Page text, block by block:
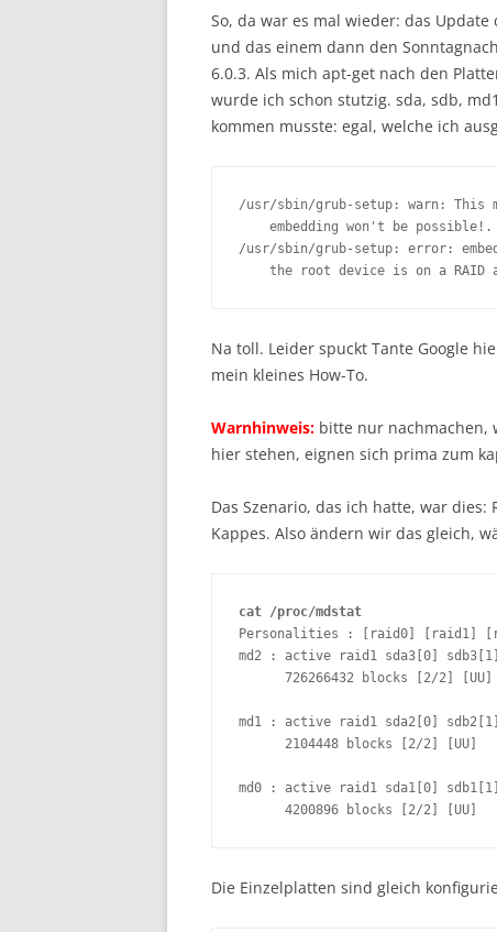
So, da war es mal wieder: das
und das einem dann den
6.0.3. Als mich apt-get nach den
wurde ich schon stutzig. sda, sdb,
kommen musste: egal, welche ich
/usr/sbin/grub-setup: warn: This
    embedding won't be possible!.
/usr/sbin/grub-setup: error:
the root device is on a RAID
Na toll. Leider spuckt Tante Google
mein kleines How-To.
Warnhinweis: bitte nur nachmachen,
hier stehen, eignen sich prima zum
Das Szenario, das ich hatte, war
Kappes. Also ändern wir das gleich,
cat /proc/mdstat
Personalities : [raid0] [raid1]
md2 : active raid1 sda3[0] sdb3[1]
      726266432 blocks [2/2] [UU]
md1 : active raid1 sda2[0] sdb2[1]
      2104448 blocks [2/2] [UU]
md0 : active raid1 sda1[0] sdb1[1]
      4200896 blocks [2/2] [UU]
Die Einzelplatten sind gleich